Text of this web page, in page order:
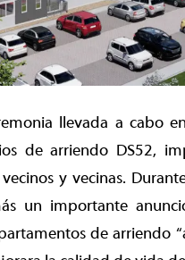
llevada a cabo
de arriendo DS52,
y vecinas.
un importante
de arriendo